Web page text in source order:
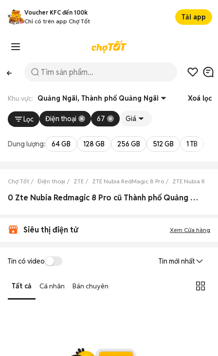
Voucher KFC đến 100k
Chỉ có trên app Chợ Tốt
Tải app
Khu vực: Quảng Ngãi, Thành phố Quảng Ngãi Xoá lọc
Lọc Điện thoại 67 Giá
Dung lượng: 64 GB 128 GB 256 GB 512 GB 1 TB
Chợ Tốt Điện thoại ZTE ZTE Nubia RedMagic 8 Pro ZTE Nubia
0 Zte Nubia Redmagic 8 Pro cũ Thành phố Quảng Ngãi, Quảng Ngãi đẹp
Siêu thị điện tử Xem Cửa hàng
Tin có video Tin mới nhất
Tất cả Cá nhân Bán chuyên